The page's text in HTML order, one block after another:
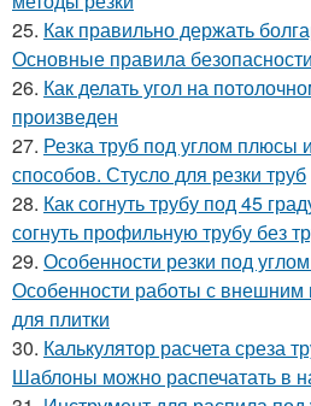
25. Как правильно держать
Основные правила
26. Как делать угол на
произведен
27. Резка труб под углом плюсы
способов. Стусло для резки труб
28. Как согнуть трубу под 45
согнуть профильную трубу без
29. Особенности резки под
Особенности работы с внешним
для плитки
30. Калькулятор расчета среза
Шаблоны можно распечатать в